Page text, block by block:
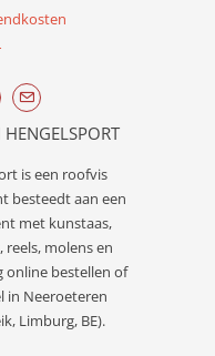
is een roofvis
besteedt aan een
met kunstaas,
reels, molens en
online bestellen of
in Neeroeteren
Limburg, BE).